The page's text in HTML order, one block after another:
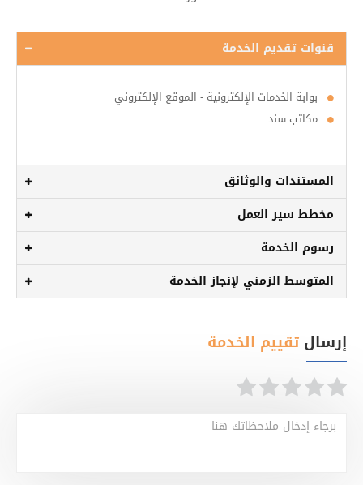
قنوات تقديم الخدمة
بوابة الخدمات الإلكترونية - الموقع الإلكتروني
مكاتب سند
المستندات والوثائق
مخطط سير العمل
رسوم الخدمة
المتوسط الزمني لإنجاز الخدمة
إرسال تقييم الخدمة
برجاء إدخال ملاحظاتك هنا